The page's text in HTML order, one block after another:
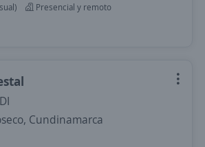
Presencial y remoto
Cundinamarca